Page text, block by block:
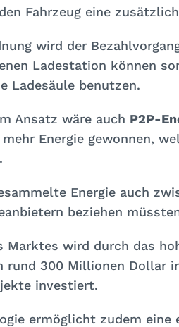
Fahrzeug eine
wird der
Ladestation können
Ladesäule benutzen.
Ansatz wäre auch P2P-
Energie gewonnen,
Energie auch
beziehen
Marktes wird durch das
rund 300 Millionen Dollar
investiert.
ermöglicht zudem